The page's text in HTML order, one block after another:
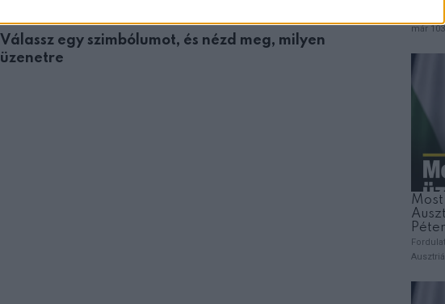
Válassz egy szimbólumot, és nézd meg, milyen
üzenetre
küldhet